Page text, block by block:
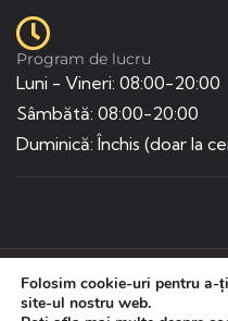
Program de lucru
Luni - Vineri: 08:00-20:00
Sâmbătă: 08:00-20:00
Duminică: Închis (doar la
Site creat și administrat
Folosim cookie-uri pentru a-
site-ul nostru web.